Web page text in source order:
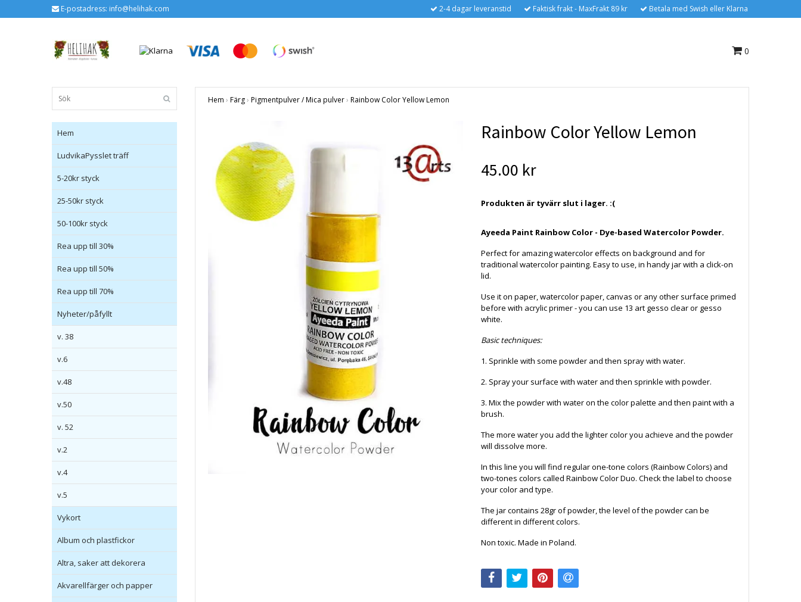
E-postadress: info@helihak.com 2-4 dagar leveranstid Faktisk frakt - MaxFrakt 89 kr Betala med Swish eller Klarna
0
Hem
LudvikaPysslet träff
5-20kr styck
25-50kr styck
50-100kr styck
Rea upp till 30%
Rea upp till 50%
Rea upp till 70%
Nyheter/påfyllt
v. 38
v.6
v.48
v.50
v. 52
v.2
v.4
v.5
Vykort
Album och plastfickor
Altra, saker att dekorera
Akvarellfärger och papper
Hem › Färg› Pigmentpulver / Mica pulver› Rainbow Color Yellow Lemon
Rainbow Color Yellow Lemon
45.00 kr
Produkten är tyvärr slut i lager. :(
Ayeeda Paint Rainbow Color - Dye-based Watercolor Powder.
Perfect for amazing watercolor effects on background and for
traditional watercolor painting. Easy to use, in handy jar with a click-on
lid.
Use it on paper, watercolor paper, canvas or any other surface primed
before with acrylic primer - you can use 13 art gesso clear or gesso
white.
Basic techniques:
1. Sprinkle with some powder and then spray with water.
2. Spray your surface with water and then sprinkle with powder.
3. Mix the powder with water on the color palette and then paint with a
brush.
The more water you add the lighter color you achieve and the powder
will dissolve more.
In this line you will find regular one-tone colors (Rainbow Colors) and
two-tones colors called Rainbow Color Duo. Check the label to choose
your color and type.
The jar contains 28gr of powder, the level of the powder can be
different in different colors.
Non toxic. Made in Poland.